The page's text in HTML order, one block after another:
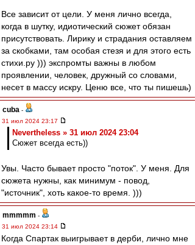
Все зависит от цели. У меня лично всегда,
когда в шутку, идиотический сюжет обязан
присутствовать. Лирику и страдания оставляем
за скобками, там особая стезя и для этого есть
стихи.ру ))) экспромты важны в любом
проявлении, человек, дружный со словами,
несет в массу искру. Ценю все, что ты пишешь)
cuba -
31 июл 2024 23:17
Nevertheless » 31 июл 2024 23:04
Сюжет всегда есть))
Увы. Часто бывает просто "поток". У меня. Для
сюжета нужны, как минимум - повод,
"источник", хоть какое-то время. )))
mmmmm -
31 июл 2024 23:14
Когда Спартак выигрывает в дерби, лично мне